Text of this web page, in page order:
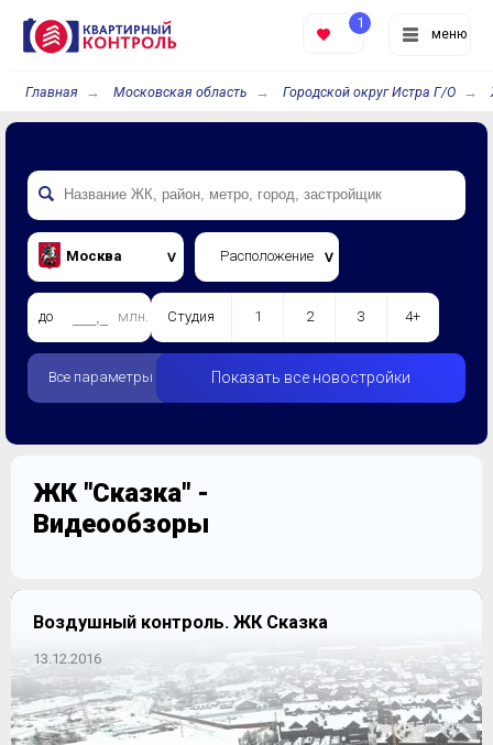
меню
1
Главная Московская область Городской округ Истра Г/О
Москва Расположение
до млн. Студия 1 2 3 4+
Все параметры Показать все новостройки
ЖК "Сказка" -
Видеообзоры
Воздушный контроль. ЖК Сказка
13.12.2016